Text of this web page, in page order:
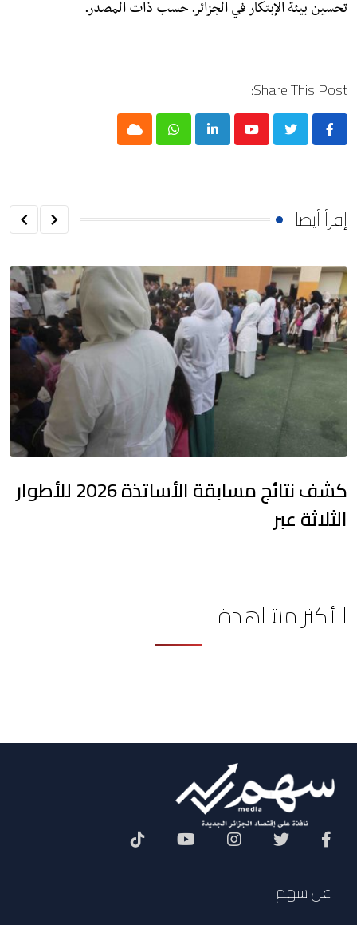
تحسين بيئة الإبتكار في الجزائر. حسب ذات المصدر.
Share This Post:
Youtube
LinkedIn
Whatsapp
Cloud
إقرأ أيضا
كشف نتائج مسابقة الأساتذة 2026 للأطوار
الثلاثة عبر
الأكثر مشاهدة
عن سهم